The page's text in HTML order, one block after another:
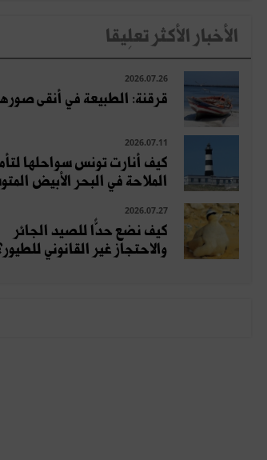
الأخبار الأكثر تعلِيقا
2026.07.26
قرقنة: الطبيعة في أنقى
2026.07.11
كيف أنارت تونس سواحلها
الملاحة في البحر الأبيض
2026.07.27
كيف نضع حدًّا للصيد الجائر
والاحتجاز غير القانوني